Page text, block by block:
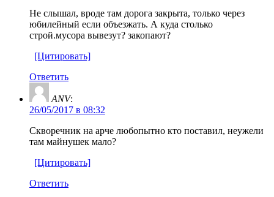
Не слышал, вроде там дорога закрыта, только через
юбилейный если объезжать. А куда столько
строй.мусора вывезут? закопают?
[Цитировать]
Ответить
ANV:
26/05/2017 в 08:32
Скворечник на арче любопытно кто поставил, неужели
там майнушек мало?
[Цитировать]
Ответить